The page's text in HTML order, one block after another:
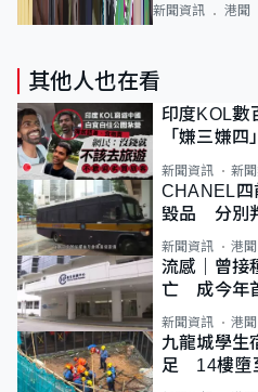
新聞資訊 港聞
其他人也在看
印度KOL
「嫌三嫌
質旅客
新聞資訊 新
CHANEL四
毀品 分別
新聞資訊 港聞
流感｜曾接
亡 成今年
新聞資訊 港聞
九龍城學生
足 14樓墮